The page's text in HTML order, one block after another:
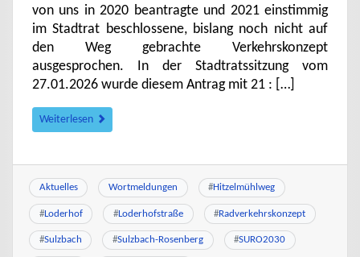
von uns in 2020 beantragte und 2021 einstimmig
im Stadtrat beschlossene, bislang noch nicht auf
den Weg gebrachte Verkehrskonzept
ausgesprochen. In der Stadtratssitzung vom
27.01.2026 wurde diesem Antrag mit 21 : […]
Weiterlesen
Aktuelles Wortmeldungen #Hitzelmühlweg
#Loderhof #Loderhofstraße #Radverkehrskonzept
#Sulzbach #Sulzbach-Rosenberg #SURO2030